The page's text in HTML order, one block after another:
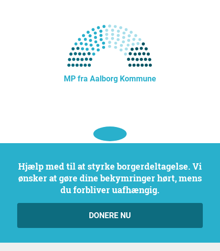
MP fra Aalborg Kommune
Hjælp med til at styrke borgerdeltagelse. Vi
ønsker at gøre dine bekymringer hørt, mens
du forbliver uafhængig.
DONERE NU